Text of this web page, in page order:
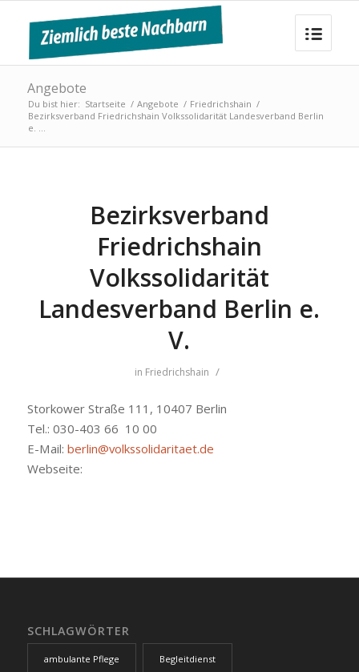
Angebote
Du bist hier: Startseite / Angebote / Friedrichshain /
Bezirksverband Friedrichshain Volkssolidarität Landesverband Berlin
e. ...
Bezirksverband
Friedrichshain
Volkssolidarität
Landesverband Berlin e.
V.
in Friedrichshain /
Storkower Straße 111, 10407 Berlin
Tel.: 030-403 66 10 00
E-Mail: berlin@volkssolidaritaet.de
Webseite:
SCHLAGWÖRTER
ambulante Pflege Begleitdienst